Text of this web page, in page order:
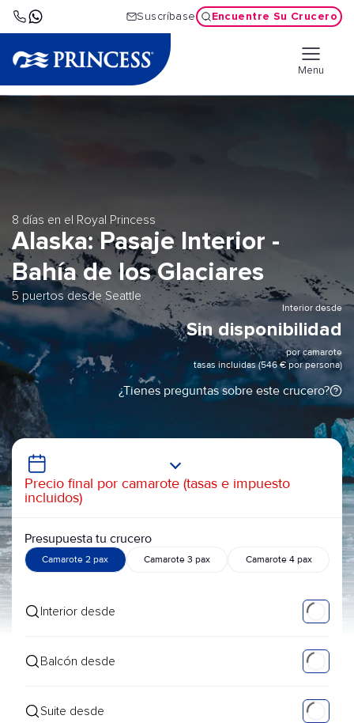
Suscríbase Encuentre Su Crucero
Menu
8 días en el Royal Princess
Alaska: Pasaje Interior -
Bahía de los Glaciares
5 puertos desde Seattle
Interior desde
Sin disponibilidad
por camarote
tasas incluidas (546 € por persona)
¿Tienes preguntas sobre este crucero?
Precio final por camarote (tasas e impuesto
incluidos)
Presupuesta tu crucero
Camarote 2 pax Camarote 3 pax Camarote 4 pax
Interior desde
Balcón desde
Suite desde